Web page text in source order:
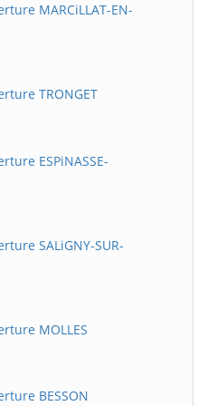
MARCiLLAT-EN-
TRONGET
ESPiNASSE-
SALiGNY-SUR-
MOLLES
BESSON